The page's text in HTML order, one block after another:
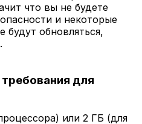
что вы не будете
и некоторые
обновляться,
для
или 2 ГБ (для